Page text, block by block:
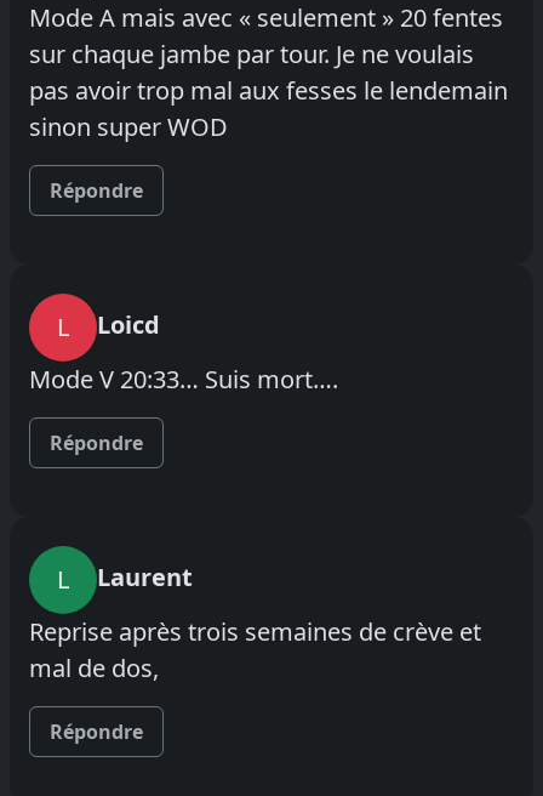
Mode A mais avec « seulement » 20 fentes
sur chaque jambe par tour. Je ne voulais
pas avoir trop mal aux fesses le lendemain
sinon super WOD
Répondre
L
Loicd
Mode V 20:33… Suis mort….
Répondre
L
Laurent
Reprise après trois semaines de crève et
mal de dos,
Répondre